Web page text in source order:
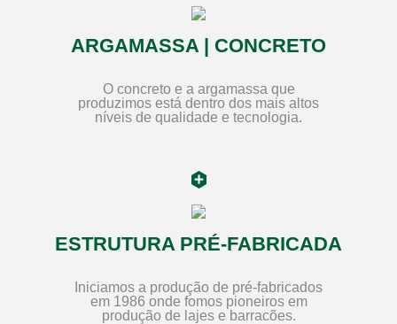
ARGAMASSA | CONCRETO
O concreto e a argamassa que
produzimos está dentro dos mais altos
níveis de qualidade e tecnologia.
ESTRUTURA PRÉ-FABRICADA
Iniciamos a produção de pré-fabricados
em 1986 onde fomos pioneiros em
produção de lajes e barracões.